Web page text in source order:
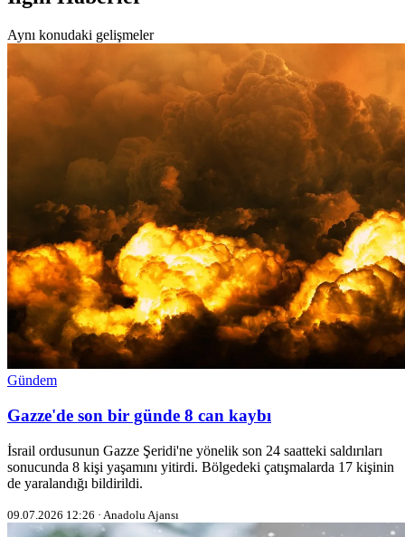
Aynı konudaki gelişmeler
Gündem
Gazze'de son bir günde 8 can kaybı
İsrail ordusunun Gazze Şeridi'ne yönelik son 24 saatteki saldırıları
sonucunda 8 kişi yaşamını yitirdi. Bölgedeki çatışmalarda 17 kişinin
de yaralandığı bildirildi.
09.07.2026 12:26 · Anadolu Ajansı